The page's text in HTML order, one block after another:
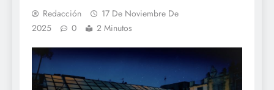
Redacción
17 De Noviembre De
2025
0 2 Minutos